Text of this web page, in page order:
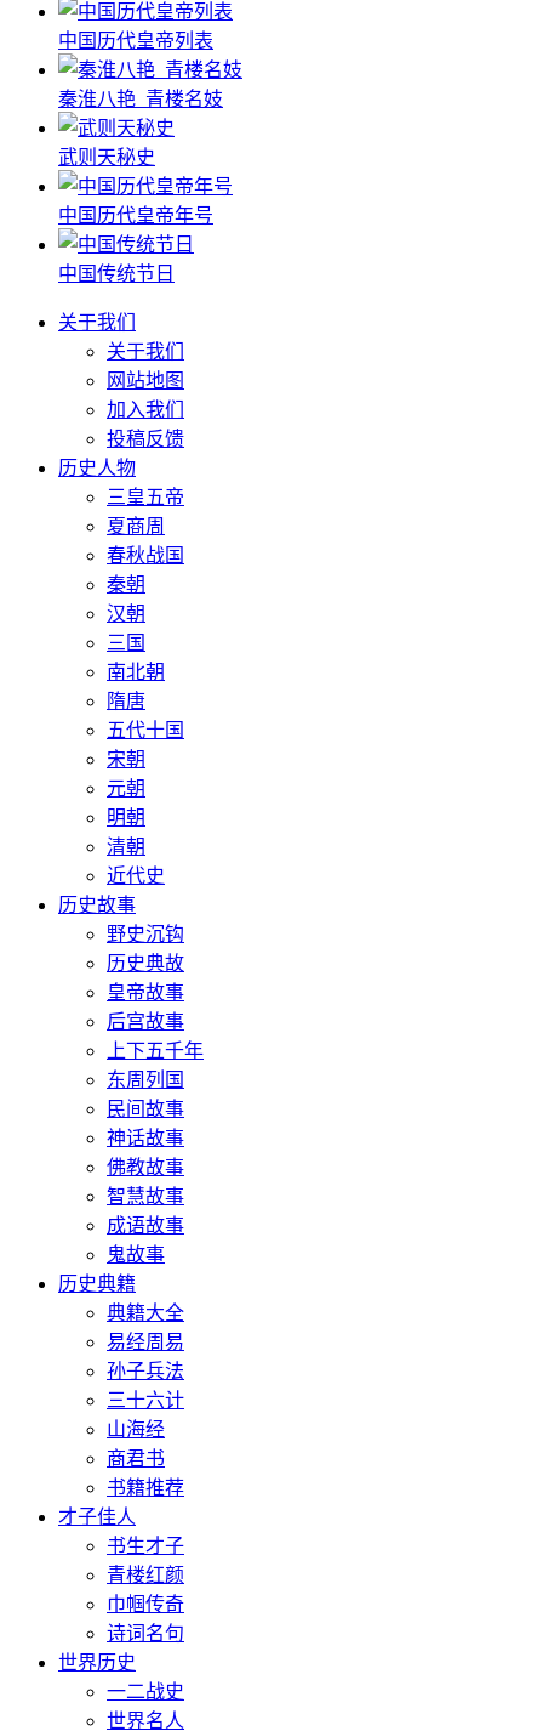
中国历代皇帝列表
秦淮八艳_青楼名妓
武则天秘史
中国历代皇帝年号
中国传统节日
关于我们
关于我们
网站地图
加入我们
投稿反馈
历史人物
三皇五帝
夏商周
春秋战国
秦朝
汉朝
三国
南北朝
隋唐
五代十国
宋朝
元朝
明朝
清朝
近代史
历史故事
野史沉钩
历史典故
皇帝故事
后宫故事
上下五千年
东周列国
民间故事
神话故事
佛教故事
智慧故事
成语故事
鬼故事
历史典籍
典籍大全
易经周易
孙子兵法
三十六计
山海经
商君书
书籍推荐
才子佳人
书生才子
青楼红颜
巾帼传奇
诗词名句
世界历史
一二战史
世界名人